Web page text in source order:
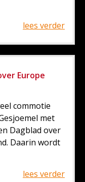
lees verder
Europe
commotie
met
Dagblad over
Daarin wordt
lees verder